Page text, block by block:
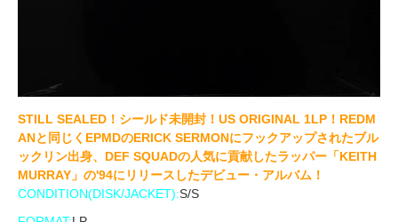
STILL SEALED！シールド未開封！US ORIGINAL 1LP！REDM
ANと同じくEPMDのERICK SERMONにフックアップされたブル
ックリン出身、DEF SQUADの人気に貢献したラッパー「KEITH
MURRAY」の'94にリリースしたデビュー・アルバム！
CONDITION(DISK/JACKET):S/S